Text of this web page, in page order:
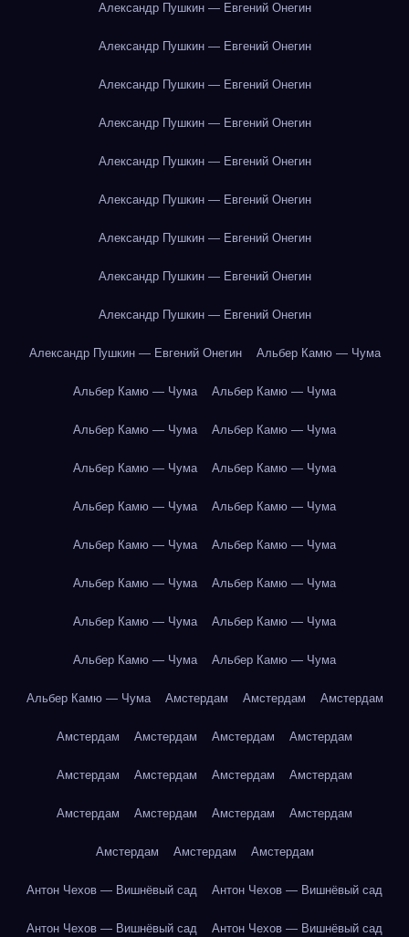
Александр Пушкин — Евгений Онегин
Александр Пушкин — Евгений Онегин
Александр Пушкин — Евгений Онегин
Александр Пушкин — Евгений Онегин
Александр Пушкин — Евгений Онегин
Александр Пушкин — Евгений Онегин
Александр Пушкин — Евгений Онегин
Александр Пушкин — Евгений Онегин
Александр Пушкин — Евгений Онегин
Александр Пушкин — Евгений Онегин Альбер Камю — Чума
Альбер Камю — Чума Альбер Камю — Чума
Альбер Камю — Чума Альбер Камю — Чума
Альбер Камю — Чума Альбер Камю — Чума
Альбер Камю — Чума Альбер Камю — Чума
Альбер Камю — Чума Альбер Камю — Чума
Альбер Камю — Чума Альбер Камю — Чума
Альбер Камю — Чума Альбер Камю — Чума
Альбер Камю — Чума Альбер Камю — Чума
Альбер Камю — Чума Амстердам Амстердам Амстердам
Амстердам Амстердам Амстердам Амстердам
Амстердам Амстердам Амстердам Амстердам
Амстердам Амстердам Амстердам Амстердам
Амстердам Амстердам Амстердам
Антон Чехов — Вишнёвый сад Антон Чехов — Вишнёвый сад
Антон Чехов — Вишнёвый сад Антон Чехов — Вишнёвый сад